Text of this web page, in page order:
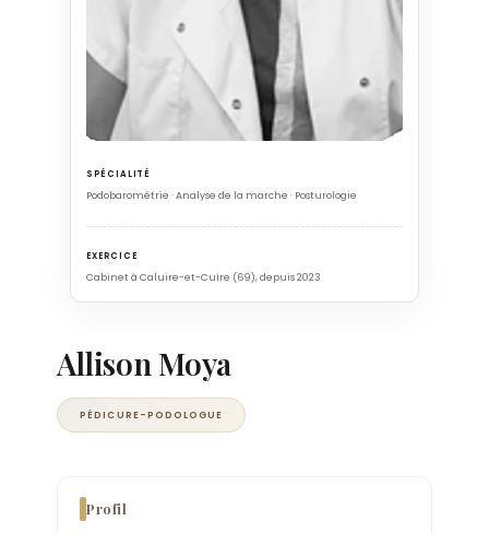
SPÉCIALITÉ
Podobarométrie · Analyse de la marche · Posturologie
EXERCICE
Cabinet à Caluire-et-Cuire (69), depuis 2023
Allison Moya
PÉDICURE-PODOLOGUE
Profil